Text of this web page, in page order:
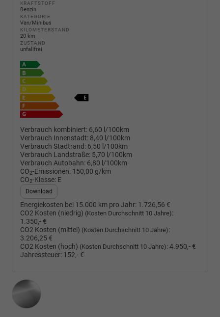
KRAFTSTOFF
Benzin
KATEGORIE
Van/Minibus
KILOMETERSTAND
20 km
ZUSTAND
unfallfrei
Verbrauch kombiniert: 6,60 l/100km
Verbrauch Innenstadt: 8,40 l/100km
Verbrauch Stadtrand: 6,50 l/100km
Verbrauch Landstraße: 5,70 l/100km
Verbrauch Autobahn: 6,80 l/100km
CO2-Emissionen: 150,00 g/km
CO2-Klasse: E
Download
Energiekosten bei 15.000 km pro Jahr: 1.726,56 €
CO2 Kosten (niedrig) (Kosten Durchschnitt 10 Jahre):
1.350,- €
CO2 Kosten (mittel) (Kosten Durchschnitt 10 Jahre):
3.206,25 €
CO2 Kosten (hoch) (Kosten Durchschnitt 10 Jahre):4.950,- €
Jahressteuer: 152,- €